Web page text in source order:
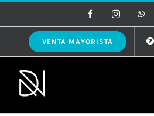
al
contenido
FacebookInstagram
VENTA MAYORISTA